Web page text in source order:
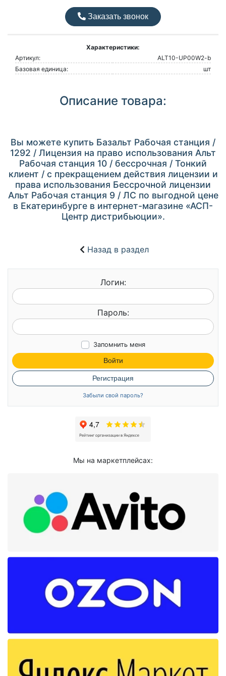
Заказать звонок
Характеристики:
Артикул:
ALT10-UP00W2-b
Базовая единица:
шт
Описание товара:
Вы можете купить Базальт Рабочая станция /
1292 / Лицензия на право использования Альт
Рабочая станция 10 / бессрочная / Тонкий
клиент / с прекращением действия лицензии и
права использования Бессрочной лицензии
Альт Рабочая станция 9 / ЛС по выгодной цене
в Екатеринбурге в интернет-магазине «АСП-
Центр дистрибьюции».
Назад в раздел
Логин:
Пароль:
Запомнить меня
Войти
Регистрация
Забыли свой пароль?
Мы на маркетплейсах: